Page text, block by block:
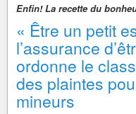
Enfin! La recette du
« Être un petit
l’assurance
ordonne le
des plaintes
mineurs